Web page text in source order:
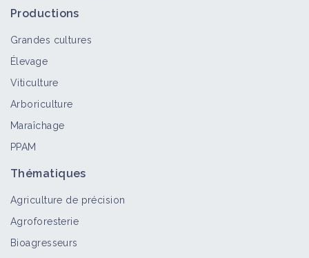
Productions
Grandes cultures
Élevage
Viticulture
Arboriculture
Maraîchage
PPAM
Thématiques
Agriculture de précision
Agroforesterie
Bioagresseurs